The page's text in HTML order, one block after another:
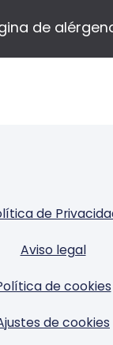
de
de
Aviso legal
de cookies
de cookies